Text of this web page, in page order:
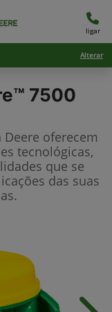
ligar
Alterar
7500
oferecem
tecnológicas,
que se
das suas